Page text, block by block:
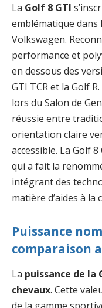
La Golf 8 GTI
emblématique dans
Volkswagen.
performance et
en dessous des
GTI TCR et la Golf
lors du Salon de
réussie entre
orientation claire
accessible. La Golf
qui a fait la
intégrant des
matière d’aides à
Puissance
comparaison
La puissance de la
chevaux. Cette